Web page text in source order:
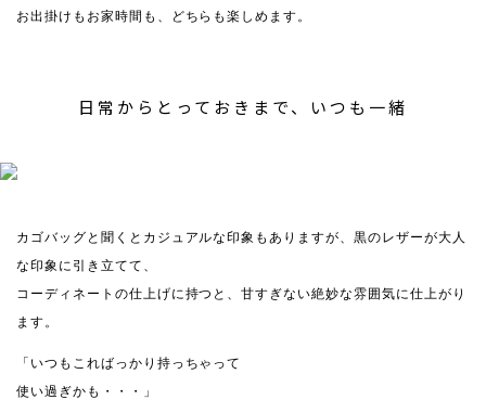
お出掛けもお家時間も、どちらも楽しめます。
日常からとっておきまで、いつも一緒
カゴバッグと聞くとカジュアルな印象もありますが、黒のレザーが大人
な印象に引き立てて、
コーディネートの仕上げに持つと、甘すぎない絶妙な雰囲気に仕上がり
ます。
「いつもこればっかり持っちゃって
使い過ぎかも・・・」